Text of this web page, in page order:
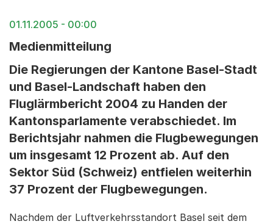
01.11.2005 - 00:00
Medienmitteilung
Die Regierungen der Kantone Basel-Stadt
und Basel-Landschaft haben den
Fluglärmbericht 2004 zu Handen der
Kantonsparlamente verabschiedet. Im
Berichtsjahr nahmen die Flugbewegungen
um insgesamt 12 Prozent ab. Auf den
Sektor Süd (Schweiz) entfielen weiterhin
37 Prozent der Flugbewegungen.
Nachdem der Luftverkehrsstandort Basel seit dem